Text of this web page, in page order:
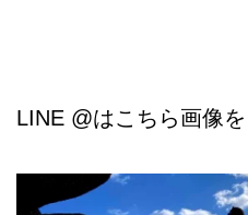
LINE @はこちら画像